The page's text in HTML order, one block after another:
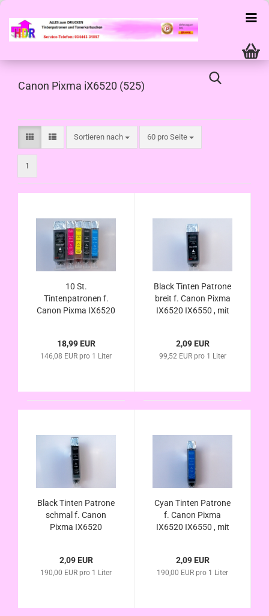
Canon Pixma iX6520 (525)
Sortieren nach
Sortieren nach 60 pro Seite
pro Seite
1
10 St.
Tintenpatronen f.
Canon Pixma IX6520
525 / CLI-526
18,99 EUR
146,08 EUR pro 1 Liter
Black Tinten Patrone
breit f. Canon Pixma
IX6520 IX6550 , mit
2,09 EUR
99,52 EUR pro 1 Liter
Black Tinten Patrone
schmal f. Canon
Pixma IX6520
526
2,09 EUR
190,00 EUR pro 1 Liter
Cyan Tinten Patrone
f. Canon Pixma
IX6520 IX6550 , mit
2,09 EUR
190,00 EUR pro 1 Liter